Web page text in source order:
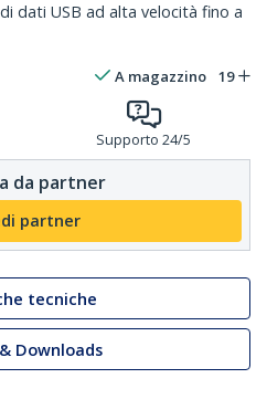
dati USB ad alta velocità fino a
A magazzino 19
Supporto 24/5
da partner
partner
tecniche
Downloads